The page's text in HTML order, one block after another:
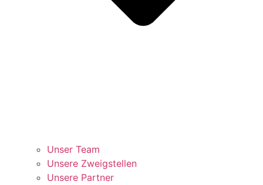
Unser Team
Unsere Zweigstellen
Unsere Partner